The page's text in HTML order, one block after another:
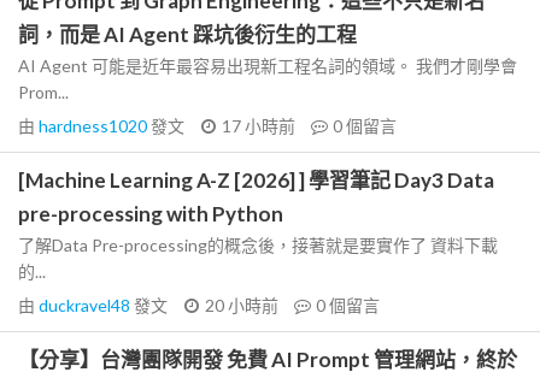
詞，而是 AI Agent 踩坑後衍生的工程
AI Agent 可能是近年最容易出現新工程名詞的領域。 我們才剛學會
Prom...
由 hardness1020發文 17 小時前 0個留言
[Machine Learning A-Z [2026] ] 學習筆記 Day3 Data
pre-processing with Python
了解Data Pre-processing的概念後，接著就是要實作了 資料下載
的...
由 duckravel48 發文 20 小時前 0個留言
【分享】台灣團隊開發 免費 AI Prompt 管理網站，終於